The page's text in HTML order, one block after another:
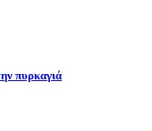
πυρκαγιά